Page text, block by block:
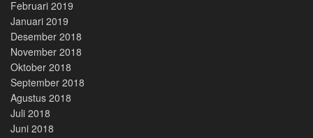
Februari 2019
Januari 2019
Desember 2018
November 2018
Oktober 2018
September 2018
Agustus 2018
Juli 2018
Juni 2018